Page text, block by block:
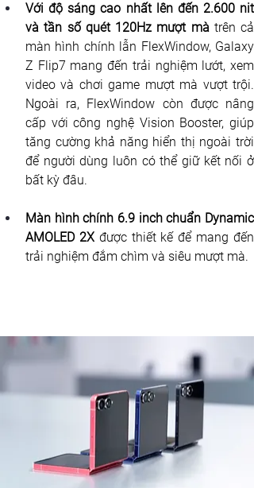
Với độ sáng cao nhất lên đến 2.600 nit
và tần số quét 120Hz mượt mà trên cả
màn hình chính lẫn FlexWindow, Galaxy
Z Flip7 mang đến trải nghiệm lướt, xem
video và chơi game mượt mà vượt trội.
Ngoài ra, FlexWindow còn được nâng
cấp với công nghệ Vision Booster, giúp
tăng cường khả năng hiển thị ngoài trời
để người dùng luôn có thể giữ kết nối ở
bất kỳ đâu.
Màn hình chính 6.9 inch chuẩn Dynamic
AMOLED 2X được thiết kế để mang đến
trải nghiệm đắm chìm và siêu mượt mà.